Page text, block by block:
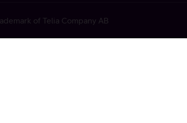
of Telia Company AB